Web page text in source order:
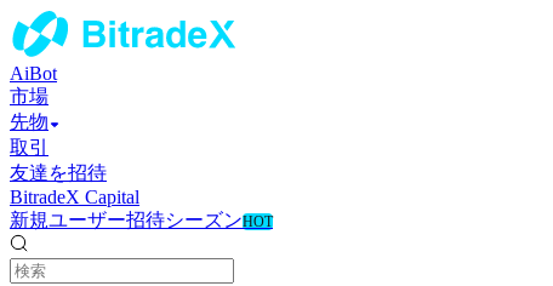
AiBot
市場
先物
取引
友達を招待
BitradeX Capital
新規ユーザー招待シーズンHOT